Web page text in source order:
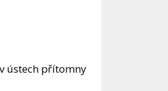
ústech přítomny